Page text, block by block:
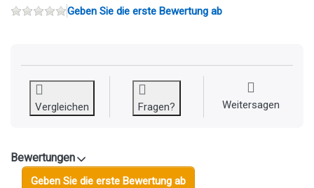
Geben Sie die erste Bewertung ab
Vergleichen Fragen? Weitersagen
Bewertungen
Geben Sie die erste Bewertung ab